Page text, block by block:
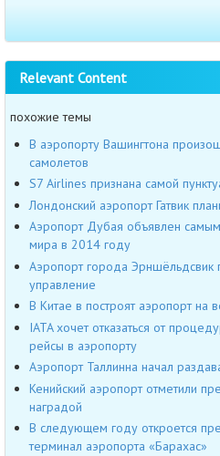
Relevant Content
похожие темы
В аэропорту Вашингтона
самолетов
S7 Airlines признана самой
Лондонский аэропорт Гатвик
Аэропорт Дубая объявлен
мира в 2014 году
Аэропорт города Эрншёльдсвик
управление
В Китае в построят аэропорт на
IATA хочет отказаться от
рейсы в аэропорту
Аэропорт Таллинна начал
Кенийский аэропорт отметили
наградой
В следующем году откроется
терминал аэропорта «Барахас»